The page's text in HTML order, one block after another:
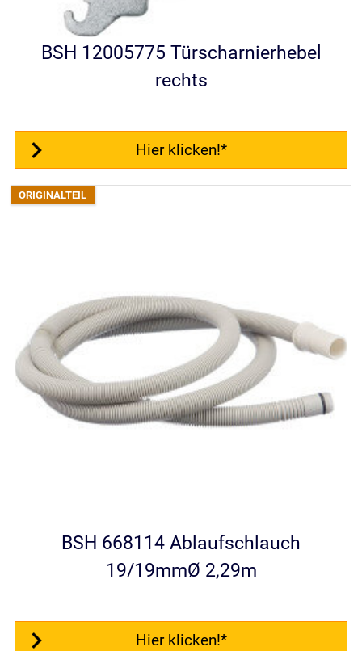
BSH 12005775 Türscharnierhebel
rechts
Hier klicken!*
BSH 668114 Ablaufschlauch
19/19mmØ 2,29m
Hier klicken!*